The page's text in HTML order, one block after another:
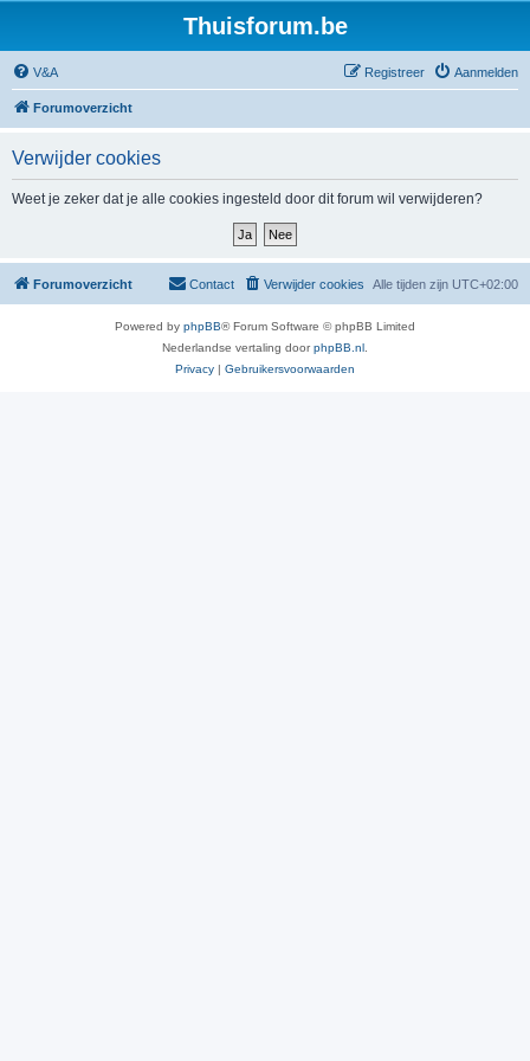
Thuisforum.be
V&A Aanmelden
Registreer
Forumoverzicht
Verwijder cookies
Weet je zeker dat je alle cookies ingesteld door dit forum wil verwijderen?
Forumoverzicht Alle tijden zijn UTC+02:00
Verwijder cookies
Contact
Powered by phpBB® Forum Software © phpBB Limited
Nederlandse vertaling doorphpBB.nl
Privacy | Gebruikersvoorwaarden